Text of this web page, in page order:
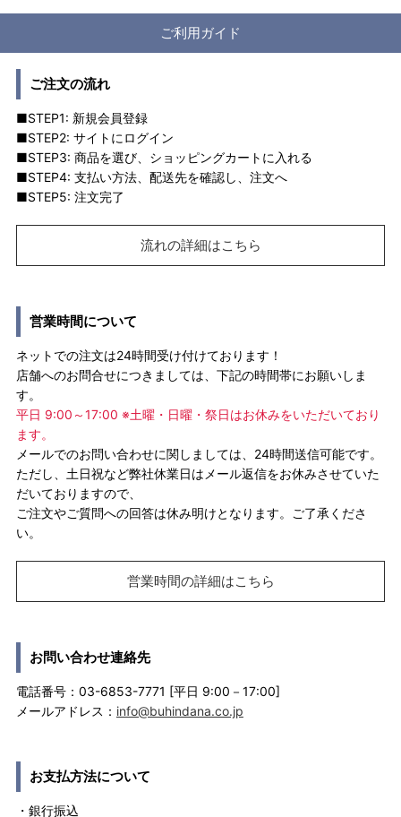
ご利用ガイド
ご注文の流れ
■STEP1: 新規会員登録
■STEP2: サイトにログイン
■STEP3: 商品を選び、ショッピングカートに入れる
■STEP4: 支払い方法、配送先を確認し、注文へ
■STEP5: 注文完了
流れの詳細はこちら
営業時間について
ネットでの注文は24時間受け付けております！
店舗へのお問合せにつきましては、下記の時間帯にお願いしま
す。
平日 9:00～17:00 ※土曜・日曜・祭日はお休みをいただいており
ます。
メールでのお問い合わせに関しましては、24時間送信可能です。
ただし、土日祝など弊社休業日はメール返信をお休みさせていた
だいておりますので、
ご注文やご質問への回答は休み明けとなります。ご了承くださ
い。
営業時間の詳細はこちら
お問い合わせ連絡先
電話番号：03-6853-7771 [平日 9:00－17:00]
メールアドレス： info@buhindana.co.jp
お支払方法について
・銀行振込